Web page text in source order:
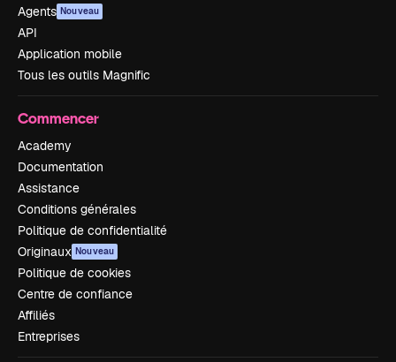
Agents Nouveau
API
Application mobile
Tous les outils Magnific
Commencer
Academy
Documentation
Assistance
Conditions générales
Politique de confidentialité
Originaux Nouveau
Politique de cookies
Centre de confiance
Affiliés
Entreprises